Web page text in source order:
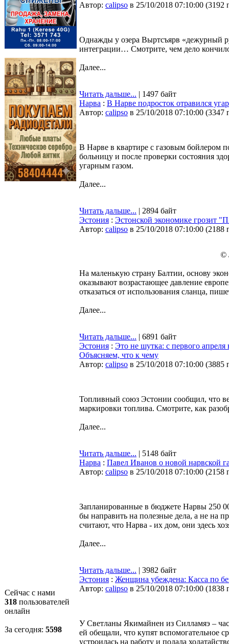
Сейчас с нами
318 пользователей
онлайн
За сегодня: 5598
Автор: calipso в 25/10/2018 07:10:00 (3192
Однажды у озера Выртсъярв «дежурный
интеграции… Смотрите, чем дело
Далее...
Читать дальше... | 1497 байт
Нарва : В Нарве подросток отравился
Автор: calipso в 25/10/2018 07:10:00 (3347
В Нарве в квартире с газовым бойлером
больницу и после проверки состояния
угарным газом.
Далее...
Читать дальше... | 2894 байт
Эстония : Эстонской экономике грозит
Автор: calipso в 25/10/2018 07:10:00 (2188
©
На маленькую страну Балтии, основу
оказывают возрастающее давление
отказаться от использования сланца,
Далее...
Читать дальше... | 6891 байт
Эстония : Это не шутка: с первого
Объясняем, что к чему
Автор: calipso в 25/10/2018 07:10:00 (3885
Топливный союз Эстонии сообщил, что
маркировки топлива. Смотрите, как
Далее...
Читать дальше... | 5148 байт
Нарва : Павел Иванов о новой нарвской
Автор: calipso в 25/10/2018 07:10:00 (2158
Запланированные в бюджете Нарвы 250
бы направить на полезные дела, а не на
считают, что Нарва - их дом, они здесь
Далее...
Читать дальше... | 3982 байт
Эстония : Женщина убеждена: Касса по
Автор: calipso в 25/10/2018 07:10:00 (1838
У Светланы Якимайнен из Силламяэ –
ей обещали, что купят вспомогательное
устроилась на работу и подала